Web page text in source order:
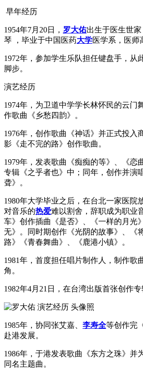
早年经历
1954年7月20日， 罗大佑出生于医生世
琴 ，毕业于中国医药大学医学系，医师
1972年，参加学生乐队担任键盘手，从
脚步。
演艺经历
1974年，为卫道中学学长林怀民的云门
作歌曲《乡愁四韵》。
1976年，创作歌曲《神话》并正式投入
影《走不完的路》创作歌曲。
1979年，发表歌曲《痴痴的等》、《恋
专辑《之乎者也》中；同年，创作并演
聋》。
1980年大学毕业之后，在台北一家医院
对音乐的热爱难以割舍，辞职成为职业
车》创作插曲《是否》、《一样的月光
无》。同时期创作《光阴的故事》、《
路》《青春舞曲》、《鹿港小镇》。
1981年，首度担任唱片制作人，制作歌
角。
1982年4月21日，在台湾出版首张创作
1985年，协同张艾嘉、 李寿全等创作完
赴港发展。
1986年，于港发表歌曲《东方之珠》并
同名主题曲。